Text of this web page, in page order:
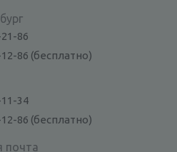
86
86 (бесплатно)
11-34
86 (бесплатно)
почта